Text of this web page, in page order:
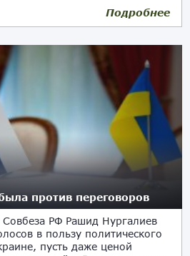
Подробнее
против переговоров
Совбеза РФ Рашид Нургалиев
в пользу политического
пусть даже ценой